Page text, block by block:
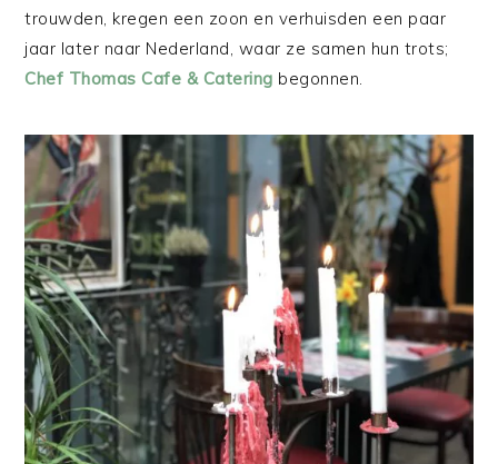
trouwden, kregen een zoon en verhuisden een paar
jaar later naar Nederland, waar ze samen hun trots;
Chef Thomas Cafe & Catering begonnen.